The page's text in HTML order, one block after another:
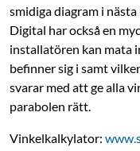
smidiga diagram i
Digital har också en
installatören kan mata
befinner sig i samt
svarar med att ge alla
parabolen rätt.
Vinkelkalkylator: